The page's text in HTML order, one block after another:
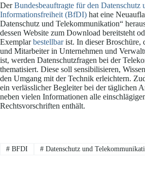
DerBundesbeauftragte für den Datenschutz
Informationsfreiheit (BfDI) hat eine
Datenschutz und Telekommunikation“
dessen Website zum Download bereitsteht
Exemplarbestellbarist. In dieser Broschüre,
und Mitarbeiter in Unternehmen und
ist, werden Datenschutzfragen bei der
thematisiert. Diese soll sensibilisieren,
den Umgang mit der Technik erleichtern.
ein verlässlicher Begleiter bei der täglichen
neben vielen Informationen alle
Rechtsvorschriften enthält.
#BFDI #Datenschutz und